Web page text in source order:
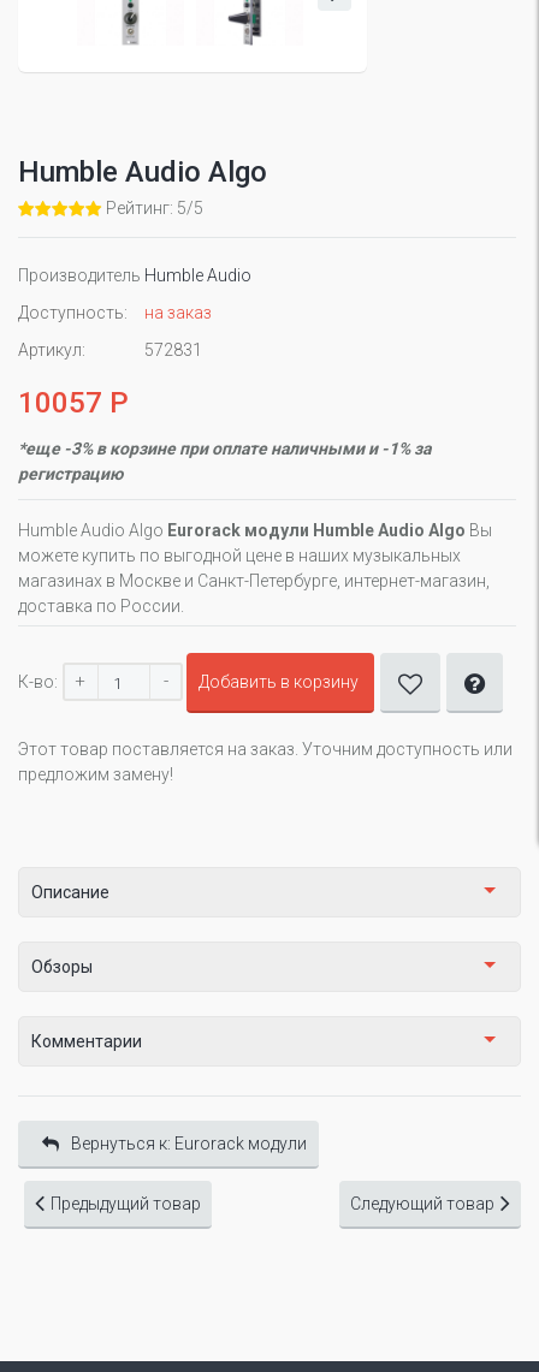
Humble Audio Algo
Рейтинг: 5/5
Производитель Humble Audio
Доступность:
на заказ
Артикул:
572831
10057 Р
*еще -3% в корзине при оплате наличными и -1% за
регистрацию
Humble Audio Algo Eurorack модули Humble Audio Algo Вы
можете купить по выгодной цене в наших музыкальных
магазинах в Москве и Санкт-Петербурге, интернет-магазин,
доставка по России.
К-во: + - Добавить в корзину
Этот товар поставляется на заказ. Уточним доступность или
предложим замену!
Описание
Обзоры
Комментарии
Вернуться к: Eurorack модули
Предыдущий товар Следующий товар